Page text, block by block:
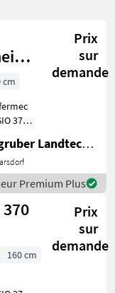
Prix
sur
demande
cm
370.
nach
Amselgruber Landtechnik GmbH
Premium Plus
Prix
sur
demande
160 cm